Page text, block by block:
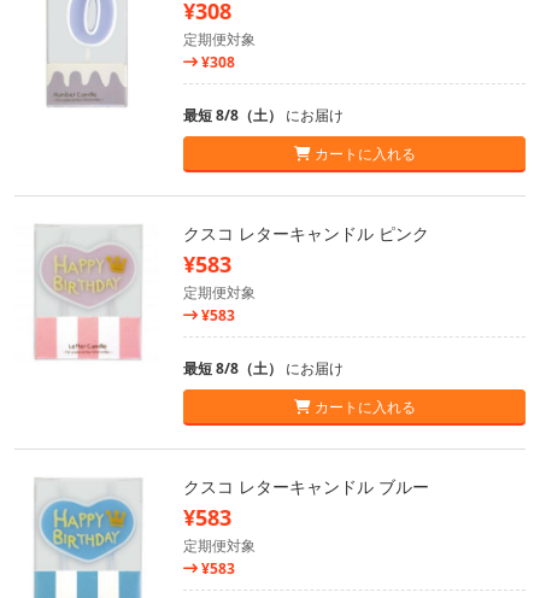
¥308
定期便対象
¥308
最短 8/8（土） にお届け
カートに入れる
クスコ レターキャンドル ピンク
¥583
定期便対象
¥583
最短 8/8（土） にお届け
カートに入れる
クスコ レターキャンドル ブルー
¥583
定期便対象
¥583